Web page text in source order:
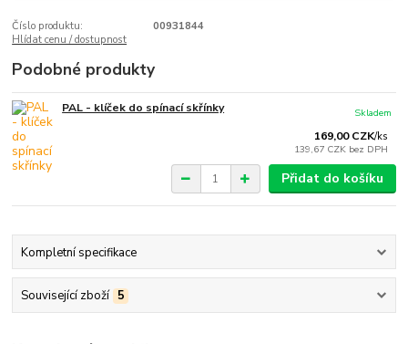
Číslo produktu:
00931844
Hlídat cenu / dostupnost
Podobné produkty
PAL - klíček do spínací skřínky
169,00 CZK/ks
139,67 CZK bez DPH
Skladem
Přidat do košíku
Kompletní specifikace
Související zboží 5